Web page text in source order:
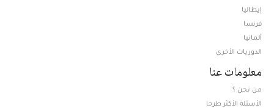
إيطاليا
فرنسا
ألمانيا
الدوريات الأخرى
معلومات عنا
من نحن ؟
الأسئلة الأكثر طرحا